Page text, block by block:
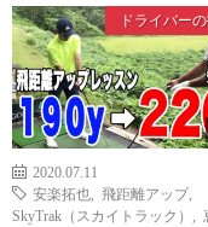
ドライバー
2020.07.11
安楽拓也
飛距離アップ,
SkyTrak（スカイトラック）